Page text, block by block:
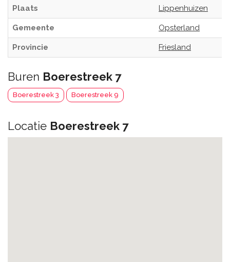
Plaats Lippenhuizen
Gemeente Opsterland
Provincie Friesland
Buren Boerestreek 7
Boerestreek 3 Boerestreek 9
Locatie Boerestreek 7